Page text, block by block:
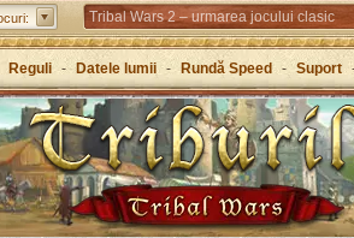
Tribal Wars 2 – urmarea jocului clasic
Forge of Empires – Strategie de-a lungul
Grepolis – Clădește-ți un imperiu în
Reguli - Datele lumii - Rundă Speed - Suport